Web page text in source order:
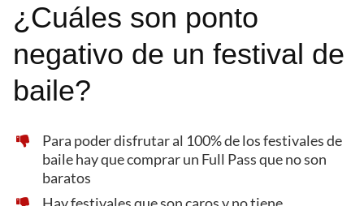
¿Cuáles son ponto
negativo de un festival de
baile?
Para poder disfrutar al 100% de los festivales de
baile hay que comprar un Full Pass que no son
baratos